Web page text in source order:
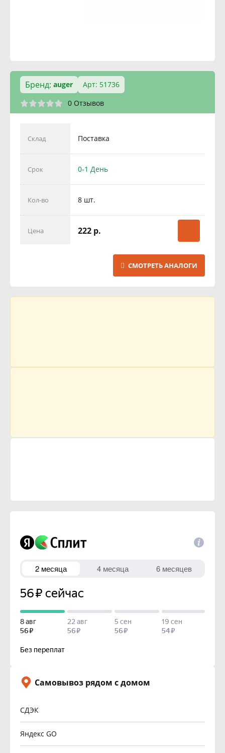
Бренд: auger
Арт: 51736
0 Отзывов
Склад Поставка
Срок 0-1 День
Кол-во 8 шт.
Цена 222 р.
СМОТРЕТЬ АНАЛОГИ
Самовывоз рядом с домом
СДЭК
Яндекс GO